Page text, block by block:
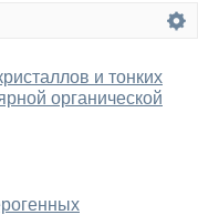
и тонких
органической